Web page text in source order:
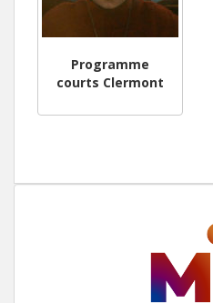
Programme
courts Clermont